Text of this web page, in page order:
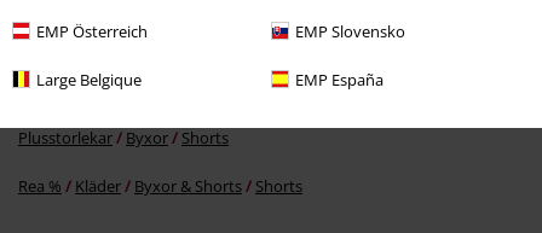
EMP Österreich EMP Slovensko
Large Belgique EMP España
Rea % Tjejer Kläder Shorts
Plusstorlekar Tjejer Shorts
Plusstorlekar Byxor Shorts
Rea % Kläder Byxor & Shorts Shorts